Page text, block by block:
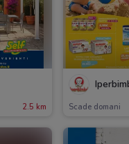
2.5 km Scade domani